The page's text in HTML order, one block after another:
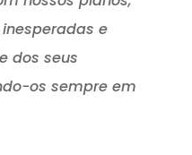
e
dos seus
os sempre em